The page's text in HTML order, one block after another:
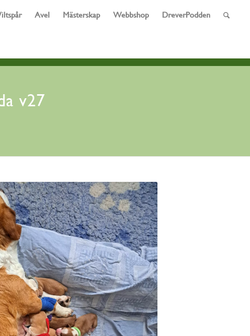
Avel Mästerskap Webbshop DreverPodden
v27